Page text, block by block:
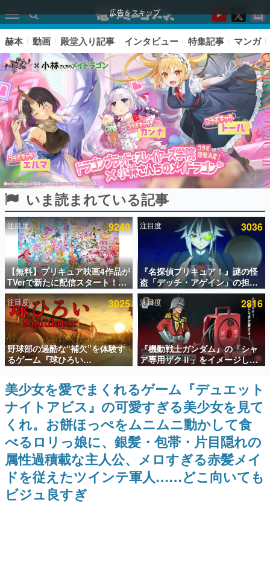
広告をスキップ
ピックアップ
電ファミのいま読まれている記事ランキング
アプリセール情報
インタビュー
連載・特集一覧
殿堂入り記事
SNS拡散数が数千以上！ ページビュー数万以上！ などな
ど。多くの人々に読まれた、電ファミ渾身の“殿堂入り”記
事をまとめました。
ゲームの企画書
名作ゲームクリエイターの方々に製作時のエピソードをお
聞きし、ヒットする企画（ゲーム）とは何か？を探ってい
きます。
赫本
この物語を解いてはいけない。『赫本』は、〈試験問題〉
の形をした短編ホラー小説集です。
新世代に訊く
これからのデジタルゲーム市場を担う若きクリエイター達
の姿を追い、彼らのルーツと情熱を探っていきます。
赫本 動画 殿堂入り記事 インタビュー 特集記事 マンガ
いま読まれている記事
注目度 9240
【無料】プリキュア映画4作品が
TVerで新たに配信スタート！な
んと2018年～2024年の映画ほぼ
すべてが見放題に、ぶっちゃけ
ありえないラインナップ
注目度 3036
『名探偵プリキュア！』謎の怪
盗「デッチ・アゲイン」の担当
キャストは天﨑滉平さんと判
明。『Re:ゼロから始める異世
界生活』オットー役、『ヒプノ
シスマイク』山田三郎役など
注目度 3025
野球部の過酷な“補欠”を体験す
るゲーム『球ひろい
Simulator』が「1件」のウィッ
シュリストをもとにチェコ語に
対応しSNSで話題に。『キング
ダム・カム』開発元やチェコの
プロ野球選手から称賛の声
注目度 2816
『機動戦士ガンダム』の「シャ
ア専用ザクⅡ」をイメージした
散水ホースリールが予約開始。
本体にはシャアのパーソナルマ
ークやジオン公国軍のエンブレ
ム、型式番号などを配置
美少女を愛でまくれるゲーム『デュエット
ナイトアビス』の可愛すぎる美少女を見て
くれ。お餅ほっぺをムニムニ動かして食
べるロリっ娘に、銀髪・包帯・片目隠れの
属性過積載な主人公、メロすぎる赤髪メイ
ドを従えたツインテ軍人……どこ向いても
ビジュ良すぎ